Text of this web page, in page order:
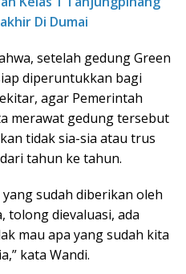
Di Dumai
setelah gedung Green
diperuntukkan bagi
agar Pemerintah
merawat gedung tersebut
tidak sia-sia atau trus
tahun ke tahun.
sudah diberikan oleh
tolong dievaluasi, ada
mau apa yang sudah kita
kata Wandi.